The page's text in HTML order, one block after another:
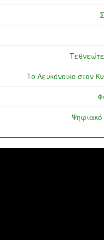
Το Λευκόνοικο στον
Ψηφιακό